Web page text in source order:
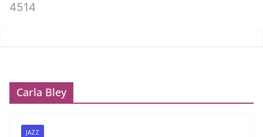
4514
Carla Bley
JAZZ